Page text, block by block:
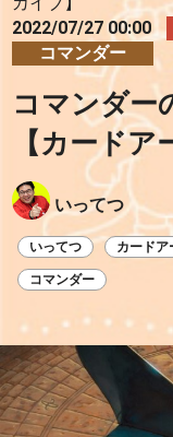
2022/07/27 00:00
コマンダー
コマンダー
【カードア
いってつ
いってつ カードア
コマンダー